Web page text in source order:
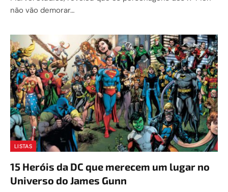
não vão demorar…
LISTAS
15 Heróis da DC que merecem um lugar no
Universo do James Gunn